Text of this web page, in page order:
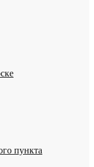
пункта